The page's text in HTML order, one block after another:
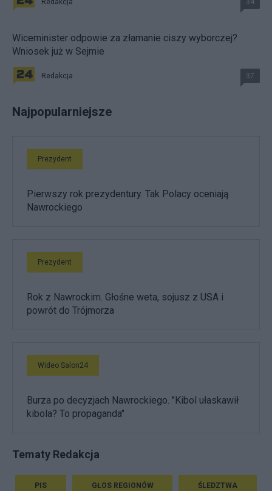
Redakcja 34
Wiceminister odpowie za złamanie ciszy wyborczej?
Wniosek już w Sejmie
Redakcja 37
Najpopularniejsze
Prezydent
Pierwszy rok prezydentury. Tak Polacy oceniają
Nawrockiego
Prezydent
Rok z Nawrockim. Głośne weta, sojusz z USA i
powrót do Trójmorza
Wideo Salon24
Burza po decyzjach Nawrockiego. "Kibol ułaskawił
kibola? To propaganda"
Tematy Redakcja
PIS GŁOS REGIONÓW ŚLEDZTWA